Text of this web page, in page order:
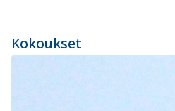
Kokoukset